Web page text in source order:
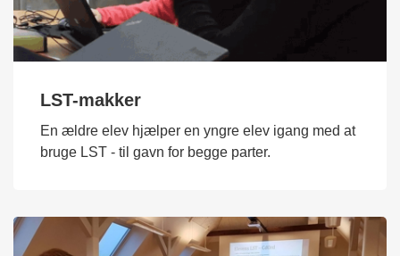
LST-makker
En ældre elev hjælper en yngre elev igang med at
bruge LST - til gavn for begge parter.